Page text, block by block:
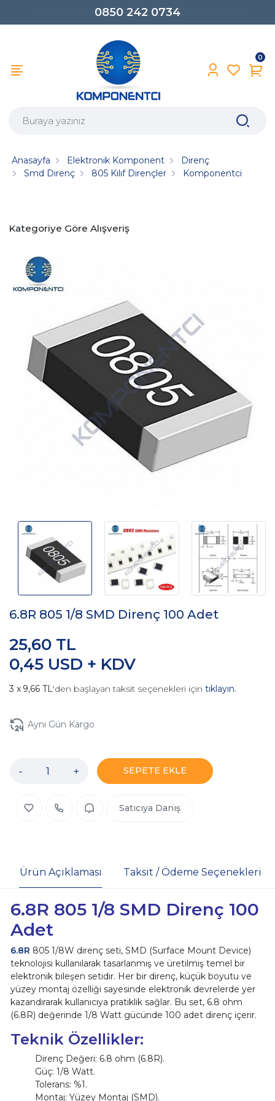
0850 242 0734
0
Anasayfa Elektronik Komponent
Direnç
Smd Direnç
805 Kılıf Dirençler Komponentci
Kategoriye Göre Alışveriş
6.8R 805 1/8 SMD Direnç 100 Adet
0,45 USD + KDV
25,60 TL
9,66 TL'den başlayan taksit seçenekleri için tıklayın.
Aynı Gün Kargo
- + SEPETE EKLE
Satıcıya Danış
Ürün Açıklaması Taksit / Ödeme Seçenekleri
6.8R 805 1/8 SMD Direnç 100
Adet
6.8R 805 1/8W direnç seti, SMD (Surface Mount Device)
teknolojisi kullanılarak tasarlanmış ve üretilmiş temel bir
elektronik bileşen setidir. Her bir direnç, küçük boyutu ve
yüzey montaj özelliği sayesinde elektronik devrelerde yer
kazandırarak kullanıcıya pratiklik sağlar. Bu set, 6.8 ohm
(6.8R) değerinde 1/8 Watt gücünde 100 adet direnç içerir.
Teknik Özellikler:
Direnç Değeri: 6.8 ohm (6.8R).
Güç: 1/8 Watt.
Tolerans: %1.
Montaj: Yüzey Montaj (SMD).